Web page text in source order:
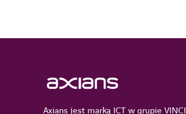
Axians jest marką ICT w grupie VINCI